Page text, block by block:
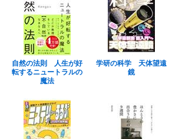
自然の法則 人生が好
転するニュートラルの
魔法
学研の科学 天体望遠
鏡